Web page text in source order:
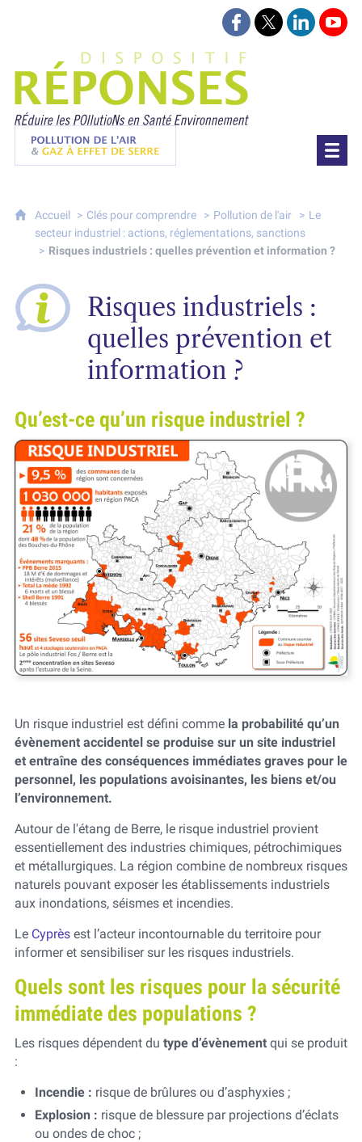
Pollution de l'air & gaz à effet de serre
Suivez-nous sur
Suivez-nous
Accueil Clés pour comprendre Pollution de l'air
Le
secteur industriel : actions, réglementations, sanctions
Risques industriels : quelles prévention et information ?
Risques industriels :
quelles prévention et
information ?
Qu’est-ce qu’un risque industriel ?
Un risque industriel est défini comme la probabilité qu’un
évènement accidentel se produise sur un site industriel
et entraîne des conséquences immédiates graves pour le
personnel, les populations avoisinantes, les biens et/ou
l’environnement.
Autour de l'étang de Berre, le risque industriel provient
essentiellement des industries chimiques, pétrochimiques
et métallurgiques. La région combine de nombreux risques
naturels pouvant exposer les établissements industriels
aux inondations, séismes et incendies.
Le Cyprèsest l’acteur incontournable du territoire pour
informer et sensibiliser sur les risques industriels.
Quels sont les risques pour la sécurité
immédiate des populations ?
Les risques dépendent du type d’évènementqui se produit
:
Incendie : risque de brûlures ou d’asphyxies ;
Explosion : risque de blessure par projections d’éclats
ou ondes de choc ;